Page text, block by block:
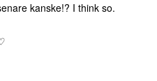
kanske!? I think so.